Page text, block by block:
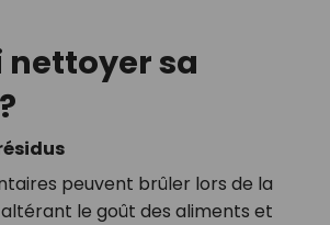
nettoyer sa
peuvent brûler lors de la
le goût des aliments et